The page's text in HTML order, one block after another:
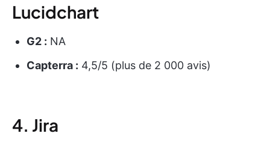
Lucidchart
G2 : NA
Capterra : 4,5/5 (plus de 2 000 avis)
4. Jira